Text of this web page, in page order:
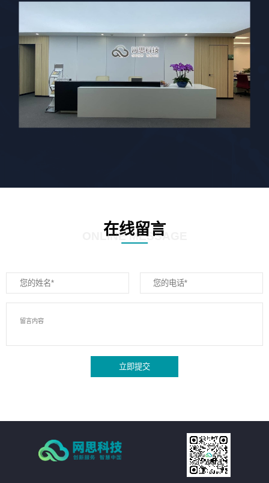
在线留言
ONLINE MESSAGE
立即提交